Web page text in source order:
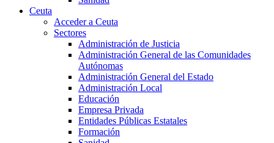
Ceuta
Acceder a Ceuta
Sectores
Administración de Justicia
Administración General de las Comunidades
Autónomas
Administración General del Estado
Administración Local
Educación
Empresa Privada
Entidades Públicas Estatales
Formación